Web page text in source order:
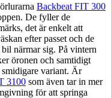
Backbeat FIT 300
De fyller de
det är enkelt att
efter passet och de
närmar sig. På vintern
öronen och samtidigt
variant. Är
3100 som även tar in mer
för att springa